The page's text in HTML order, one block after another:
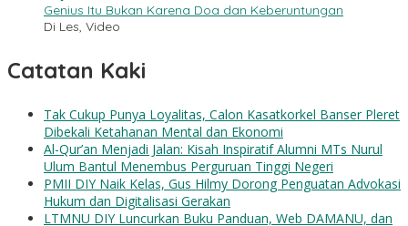
Genius Itu Bukan Karena Doa dan Keberuntungan
Di Les, Video
Catatan Kaki
Tak Cukup Punya Loyalitas, Calon Kasatkorkel Banser Pleret
Dibekali Ketahanan Mental dan Ekonomi
Al-Qur’an Menjadi Jalan: Kisah Inspiratif Alumni MTs Nurul
Ulum Bantul Menembus Perguruan Tinggi Negeri
PMII DIY Naik Kelas, Gus Hilmy Dorong Penguatan Advokasi
Hukum dan Digitalisasi Gerakan
LTMNU DIY Luncurkan Buku Panduan, Web DAMANU, dan